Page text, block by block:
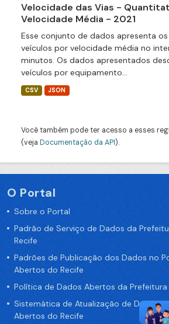
Velocidade das Vias -
Velocidade Média - 2021
Esse conjunto de dados apresenta
veículos por velocidade média no
minutos. Os dados apresentados
veículos por equipamento...
CSV JSON
Você também pode ter acesso a esses
(veja Documentação da API).
O Portal
Sobre o Portal
Padrão de Serviço de Dados da
Recife
Padrões de Publicação dos Dados no
Abertos do Recife
Política de Dados Abertos da Prefeitura
Sistemática de Atualização de Dados
Abertos do Recife